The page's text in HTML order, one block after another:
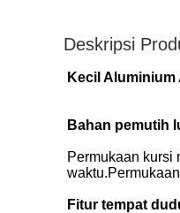
Deskripsi
Kecil
Bahan pemutih
Permukaan kursi
Fitur tempat